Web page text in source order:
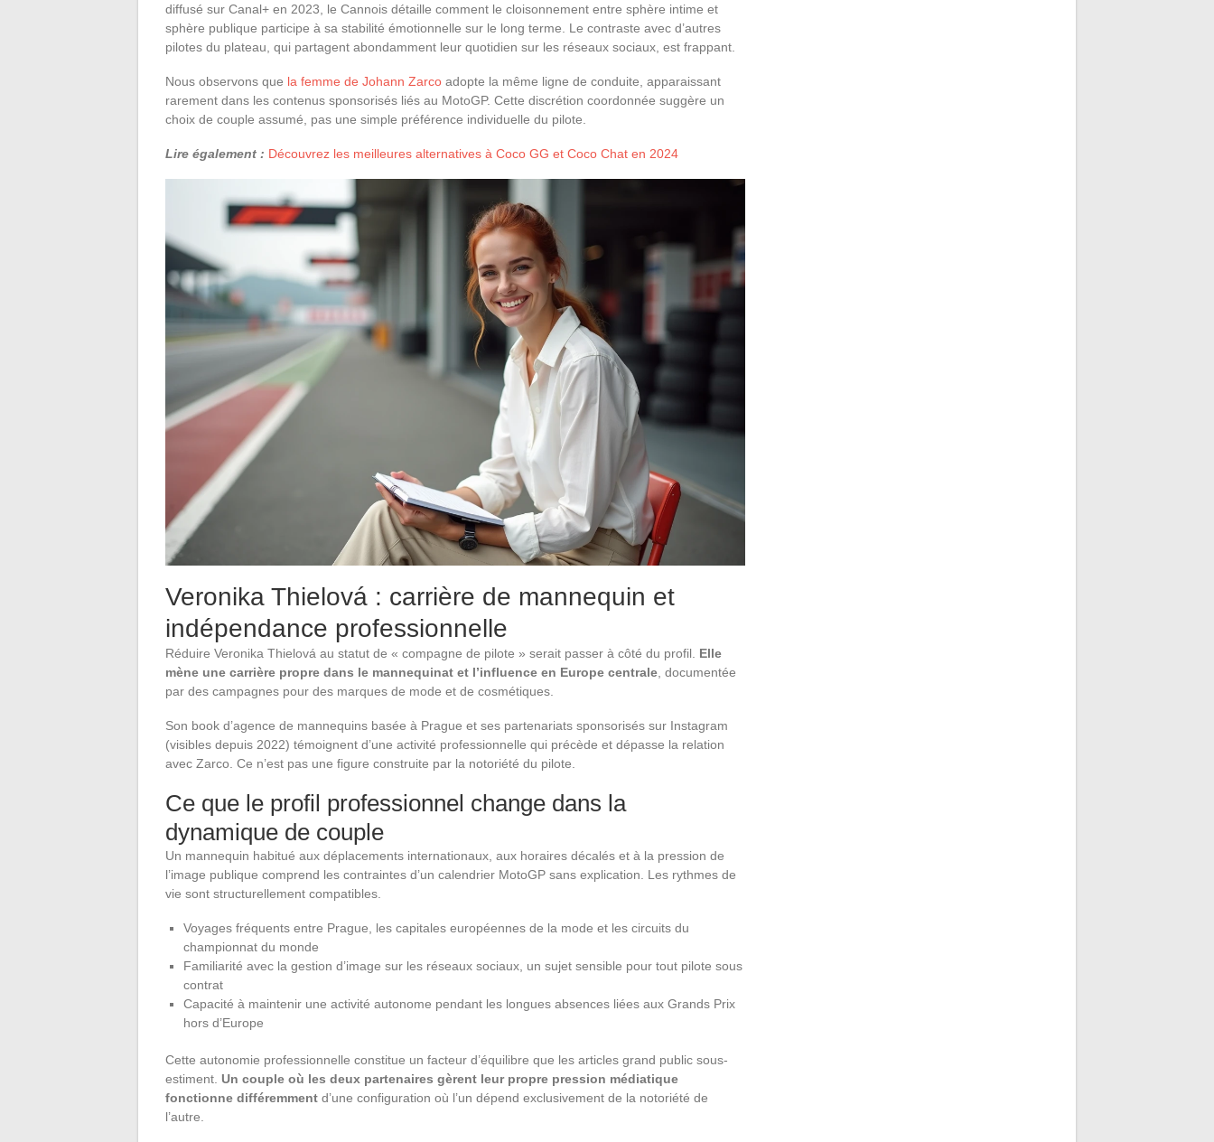
diffusé sur Canal+ en 2023, le Cannois détaille comment le cloisonnement entre sphère intime et
sphère publique participe à sa stabilité émotionnelle sur le long terme. Le contraste avec d’autres
pilotes du plateau, qui partagent abondamment leur quotidien sur les réseaux sociaux, est frappant.
Nous observons que la femme de Johann Zarco adopte la même ligne de conduite, apparaissant
rarement dans les contenus sponsorisés liés au MotoGP. Cette discrétion coordonnée suggère un
choix de couple assumé, pas une simple préférence individuelle du pilote.
Lire également : Découvrez les meilleures alternatives à Coco GG et Coco Chat en 2024
Veronika Thielová : carrière de mannequin et
indépendance professionnelle
Réduire Veronika Thielová au statut de « compagne de pilote » serait passer à côté du profil. Elle
mène une carrière propre dans le mannequinat et l’influence en Europe centrale , documentée
par des campagnes pour des marques de mode et de cosmétiques.
Son book d’agence de mannequins basée à Prague et ses partenariats sponsorisés sur Instagram
(visibles depuis 2022) témoignent d’une activité professionnelle qui précède et dépasse la relation
avec Zarco. Ce n’est pas une figure construite par la notoriété du pilote.
Ce que le profil professionnel change dans la
dynamique de couple
Un mannequin habitué aux déplacements internationaux, aux horaires décalés et à la pression de
l’image publique comprend les contraintes d’un calendrier MotoGP sans explication. Les rythmes de
vie sont structurellement compatibles.
Voyages fréquents entre Prague, les capitales européennes de la mode et les circuits du
championnat du monde
Familiarité avec la gestion d’image sur les réseaux sociaux, un sujet sensible pour tout pilote sous
contrat
Capacité à maintenir une activité autonome pendant les longues absences liées aux Grands Prix
hors d’Europe
Cette autonomie professionnelle constitue un facteur d’équilibre que les articles grand public sous-
estiment. Un couple où les deux partenaires gèrent leur propre pression médiatique
fonctionne différemment d’une configuration où l’un dépend exclusivement de la notoriété de
l’autre.